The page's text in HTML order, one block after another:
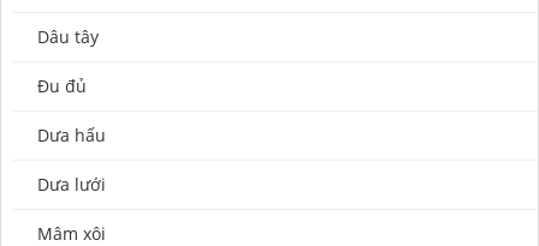
Dâu tây
Đu đủ
Dưa hấu
Dưa lưới
Mâm xôi